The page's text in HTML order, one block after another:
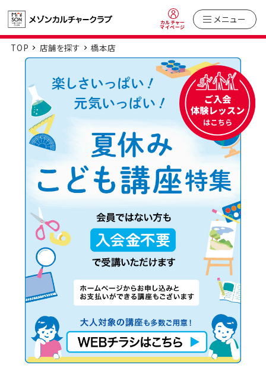
カルチャー
マイページ
メニュー
TOP 店舗を探す 橋本店